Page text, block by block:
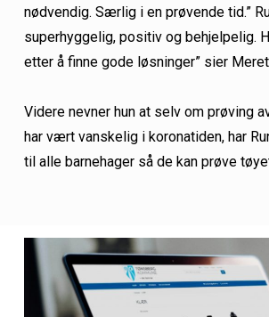
nødvendig. Særlig i en prøvende tid.”
superhyggelig, positiv og behjelpelig.
etter å finne gode løsninger” sier
Videre nevner hun at selv om prøving
har vært vanskelig i koronatiden, har
til alle barnehager så de kan prøve